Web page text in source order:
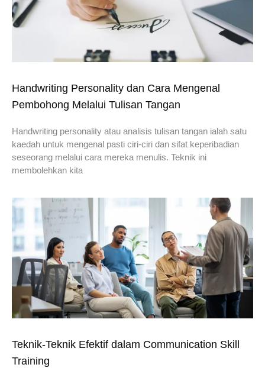
Handwriting Personality dan Cara Mengenal
Pembohong Melalui Tulisan Tangan
Handwriting personality atau analisis tulisan tangan ialah satu
kaedah untuk mengenal pasti ciri-ciri dan sifat keperibadian
seseorang melalui cara mereka menulis. Teknik ini
membolehkan kita
Teknik-Teknik Efektif dalam Communication Skill
Training